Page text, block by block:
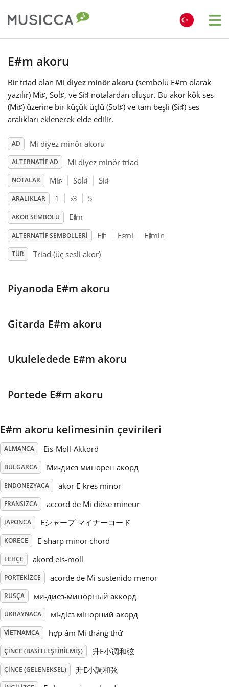
Български
Dansk
Deutsch
English
Español
Português
Русский
Svenska
Tiếng Việt
Türkçe
Українська
简体中文
繁體中文
E#m akoru
Bir triad olan Mi diyez minör akoru (sembolü E#m olarak
yazılır) Mi♯, Sol♯, ve Si♯ notalardan oluşur. Bu akor kök ses
(Mi♯) üzerine bir küçük üçlü (Sol♯) ve tam beşli (Si♯) ses
aralıkları eklenerek elde edilir.
AD Mi diyez minör akoru
ALTERNATIF AD Mi diyez minör triad
NOTALAR Mi♯ Sol♯ Si♯
ARALIKLAR 1 ♭3 5
AKOR SEMBOLÜ E♯m
ALTERNATIF SEMBOLLERI E♯– E♯mi E♯min
TÜR Triad (üç sesli akor)
Piyanoda E#m akoru
Gitarda E#m akoru
Ukuleledede E#m akoru
Portede E#m akoru
E#m akoru kelimesinin çevirileri
ALMANCA Eis-Moll-Akkord
BULGARCA Ми-диез минорен акорд
ENDONEZYACA akor E-kres minor
FRANSIZCA accord de Mi dièse mineur
JAPONCA Eシャープ マイナーコード
KORECE E-sharp minor chord
LEHÇE akord eis-moll
PORTEKIZCE acorde de Mi sustenido menor
RUSÇA ми-диез-минорный аккорд
UKRAYNACA мі-дієз мінорний акорд
VIETNAMCA hợp âm Mi thăng thứ
ÇINCE (BASITLEŞTIRILMIŞ) 升E小调和弦
ÇINCE (GELENEKSEL) 升E小調和弦